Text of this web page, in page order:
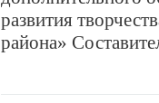
развития
района»